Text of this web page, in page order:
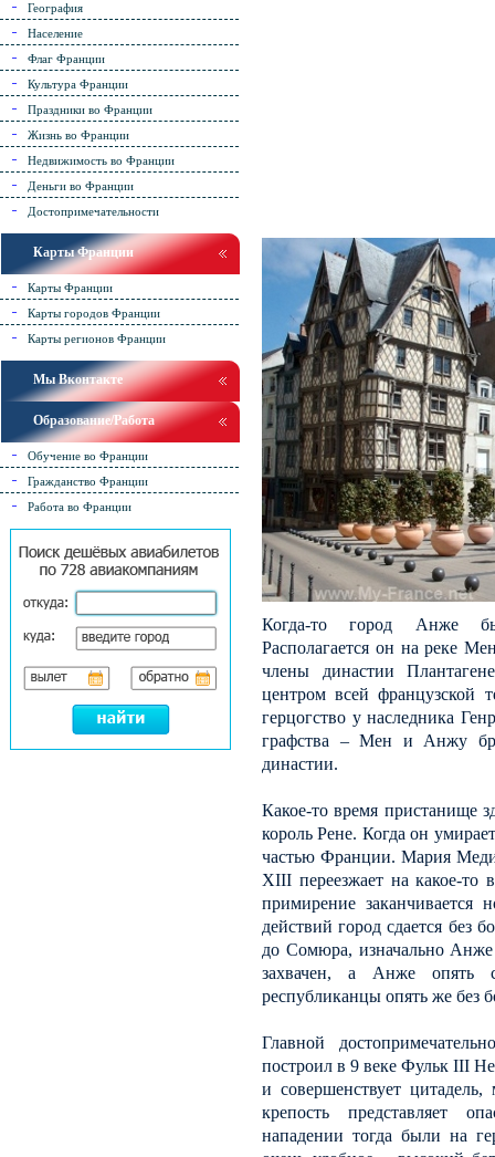
Когда-то город Анже
Располагается он на реке
члены династии
центром всей французской
герцогство у наследника
графства – Мен и Анжу
династии.
Какое-то время пристанище
король Рене. Когда он
частью Франции. Мария
XIII переезжает на какое-то
примирение
действий город сдается без
до Сомюра, изначально
захвачен, а Анже опять
республиканцы опять же без
Главной
построил в 9 веке Фульк III
и совершенствует
крепость представляет
нападении тогда были на
География
Население
Флаг Франции
Культура Франции
Праздники во Франции
Жизнь во Франции
Недвижимость во Франции
Деньги во Франции
Достопримечательности
Карты Франции
Карты Франции
Карты городов Франции
Карты регионов Франции
Мы Вконтакте
Образование/Работа
Обучение во Франции
Гражданство Франции
Работа во Франции